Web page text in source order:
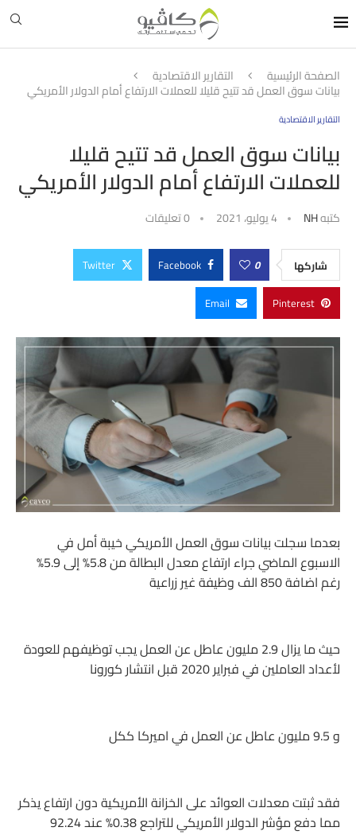
الصفحة الرئيسية التقارير الاقتصادية
بيانات سوق العمل قد تتيح قليلا للعملات الارتفاع أمام الدولار الأمريكي
التقارير الاقتصادية
بيانات سوق العمل قد تتيح قليلا
للعملات الارتفاع أمام الدولار الأمريكي
كتبهNH 4 يوليو، 2021 0 تعليقات
شاركها 0
Facebook
Twitter
Pinterest
Email
بعدما سجلت بيانات سوق العمل الأمريكي خيبة أمل في
الاسبوع الماضي جراء ارتفاع معدل البطالة من 5.8% إلى 5.9%
رغم اضافة 850 الف وظيفة غير زراعية
حيث ما يزال 2.9 مليون عاطل عن العمل يجب توظيفهم للعودة
لأعداد العاملين في فبراير 2020 قبل انتشار كورونا
و 9.5 مليون عاطل عن العمل في اميركا ككل
فقد ثبتت معدلات العوائد على الخزانة الأمريكية دون ارتفاع يذكر
مما دفع مؤشر الدولار الأمريكي للتراجع 0.38% عند 92.24